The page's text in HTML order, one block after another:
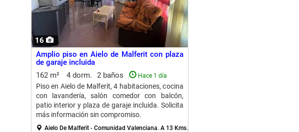
16
Amplio piso en Aielo de Malferit con plaza
de garaje incluida
162 m²
4 dorm. 2 baños Hace 1 día
Piso en Aielo de Malferit, 4 habitaciones, cocina
con lavandería, salón comedor con balcón,
patio interior y plaza de garaje incluida. Solicita
más información sin compromiso.
Aielo De Malferit - Comunidad Valenciana. A 13 Kms. de Otos